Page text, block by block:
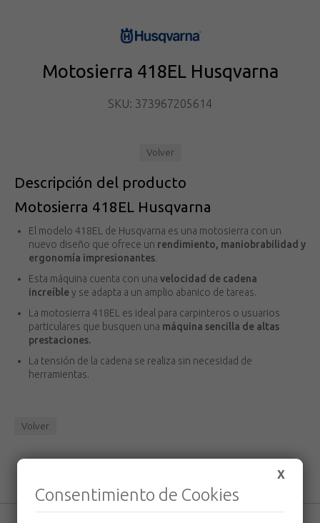
Motosierra 418EL Husqvarna
SKU: 373967205614
Volver
Descripción del producto
Motosierra 418EL Husqvarna
El modelo 418EL de Husqvarna es una motosierra con un
nuevo diseño que ofrece un rendimiento, maniobrabilidad y
ergonomía impresionantes.
Esta máquina cuenta con una velocidad de cadena
increíbley se adapta a un amplio abanico de tareas.
La motosierra 418EL es ideal para carpinteros o usuarios
particulares que busquen una máquina sencilla de altas
prestaciones.
La tensión de la cadena se realiza sin necesidad de
herramientas.
Volver
X
Consentimiento de Cookies